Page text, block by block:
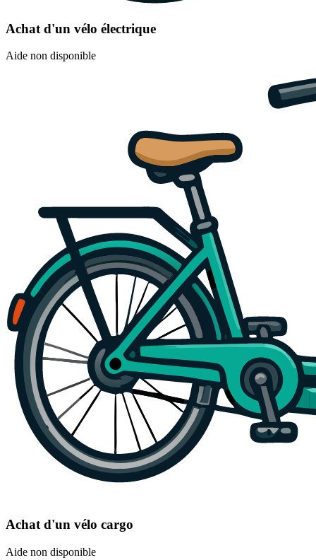
Achat d'un vélo électrique
Aide non disponible
Achat d'un vélo cargo
Aide non disponible